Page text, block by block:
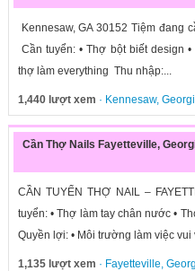
Kennesaw, GA 30152 Tiệm đang
Cần tuyển: • Thợ bột biết design
thợ làm everything Thu nhập:...
1,440 lượt xem · Kennesaw,
Cần Thợ Nails Fayetteville,
CẦN TUYỂN THỢ NAIL –
tuyển: • Thợ làm tay chân nước •
Quyền lợi: • Môi trường làm việc vui
1,135 lượt xem · Fayetteville,